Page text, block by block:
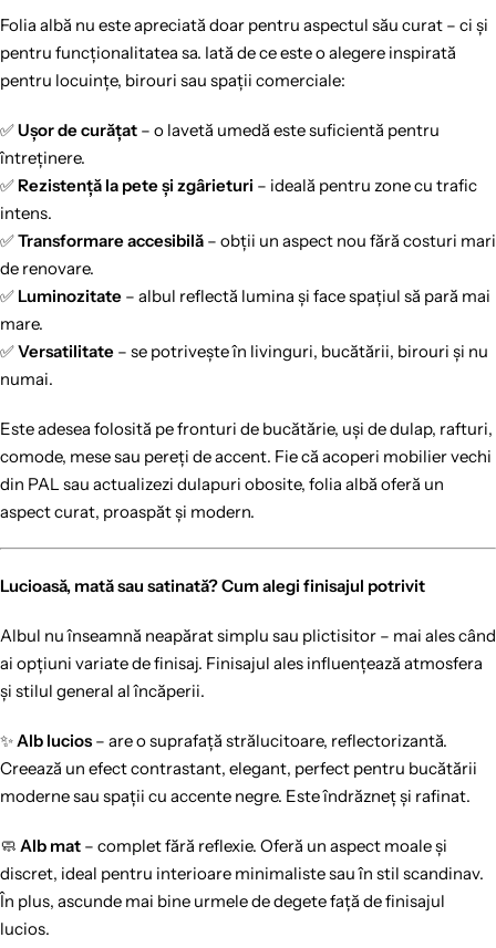
Folia albă nu este apreciată doar pentru aspectul său curat – ci și
pentru funcționalitatea sa. Iată de ce este o alegere inspirată
pentru locuințe, birouri sau spații comerciale:
✅Ușor de curățat – o lavetă umedă este suficientă pentru
întreținere.
✅Rezistență la pete și zgârieturi – ideală pentru zone cu trafic
intens.
✅Transformare accesibilă – obții un aspect nou fără costuri mari
de renovare.
✅ Luminozitate – albul reflectă lumina și face spațiul să pară mai
mare.
✅Versatilitate – se potrivește în livinguri, bucătării, birouri și nu
numai.
Este adesea folosită pe fronturi de bucătărie, uși de dulap, rafturi,
comode, mese sau pereți de accent. Fie că acoperi mobilier vechi
din PAL sau actualizezi dulapuri obosite, folia albă oferă un
aspect curat, proaspăt și modern.
Lucioasă, mată sau satinată? Cum alegi finisajul potrivit
Albul nu înseamnă neapărat simplu sau plictisitor – mai ales când
ai opțiuni variate de finisaj. Finisajul ales influențează atmosfera
și stilul general al încăperii.
✨Alb lucios – are o suprafață strălucitoare, reflectorizantă.
Creează un efect contrastant, elegant, perfect pentru bucătării
moderne sau spații cu accente negre. Este îndrăzneț și rafinat.
🧼 Alb mat – complet fără reflexie. Oferă un aspect moale și
discret, ideal pentru interioare minimaliste sau în stil scandinav.
În plus, ascunde mai bine urmele de degete față de finisajul
lucios.